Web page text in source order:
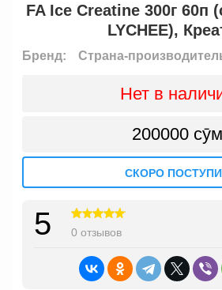
FA Ice Creatine 300г 60п
LYCHEE),
Бренд: Страна-
Нет в
200000 сӯм
СКОРО
5 0 отзывов